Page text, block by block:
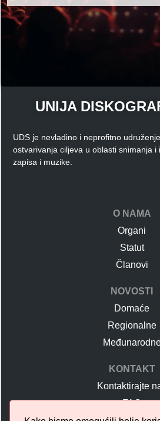
UNIJA
UDS je nevladino i neprofitno
ostvarivanja ciljeva u oblasti snimanja i
zapisa i muzike.
O NAMA
Organi
Statut
Članovi
NOVOSTI
Domaće
Regionalne
KONTAKT
Kontaktirajte
FAQ